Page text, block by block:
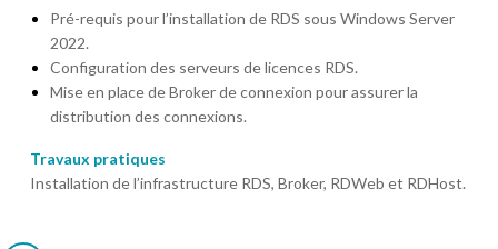
Pré-requis pour l’installation de RDS sous Windows Server
2022.
Configuration des serveurs de licences RDS.
Mise en place de Broker de connexion pour assurer la
distribution des connexions.
Travaux pratiques
Installation de l’infrastructure RDS, Broker, RDWeb et RDHost.